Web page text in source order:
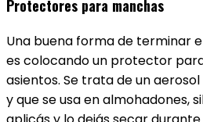
Protectores para manchas
Una buena forma de terminar
es colocando un protector
asientos. Se trata de un
y que se usa en almohadones,